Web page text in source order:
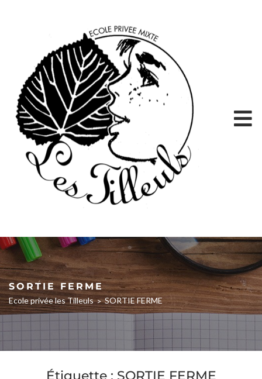
SORTIE FERME
Ecole privée les Tilleuls > SORTIE FERME
Étiquette : SORTIE FERME